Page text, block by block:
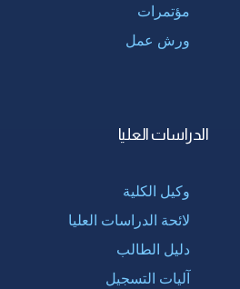
مؤتمرات
ورش عمل
الدراسات العليا
وكيل الكلية
لائحة الدراسات العليا
دليل الطالب
آليات التسجيل